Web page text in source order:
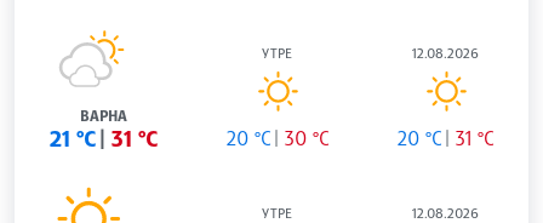
ВАРНА
21 °C 31 °C
УТРЕ
20 °C 30 °C
12.08.2026
20 °C 31 °C
УТРЕ 12.08.2026